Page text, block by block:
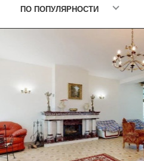
ПО ПОПУЛЯРНОСТИ